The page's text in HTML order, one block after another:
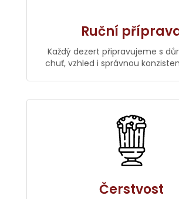
Ruční
Každý dezert připravujeme s
chuť, vzhled i správnou
Čerstvost